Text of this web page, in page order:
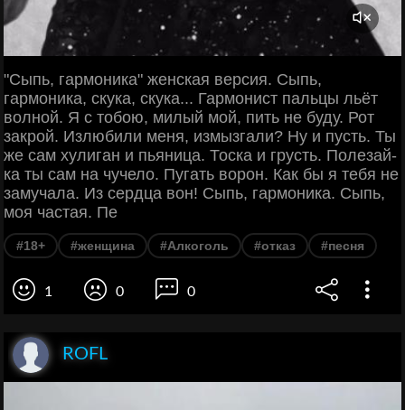
"Сыпь, гармоника" женская версия. Сыпь,
гармоника, скука, скука... Гармонист пальцы льёт
волной. Я с тобою, милый мой, пить не буду. Рот
закрой. Излюбили меня, измызгали? Ну и пусть. Ты
же сам хулиган и пьяница. Тоска и грусть. Полезай-
ка ты сам на чучело. Пугать ворон. Как бы я тебя не
замучала. Из сердца вон! Сыпь, гармоника. Сыпь,
моя частая. Пе
#18+ #женщина #Алкоголь #отказ #песня
1 0 0
ROFL